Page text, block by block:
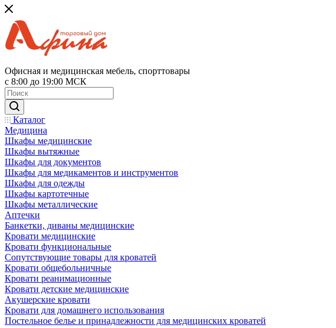
Офисная и медицинская мебель, спорттовары
с 8:00 до 19:00 МСК
Каталог
Медицина
Шкафы медицинские
Шкафы вытяжные
Шкафы для документов
Шкафы для медикаментов и инструментов
Шкафы для одежды
Шкафы картотечные
Шкафы металлические
Аптечки
Банкетки, диваны медицинские
Кровати медицинские
Кровати функциональные
Сопутствующие товары для кроватей
Кровати общебольничные
Кровати реанимационные
Кровати детские медицинские
Акушерские кровати
Кровати для домашнего использования
Постельное белье и принадлежности для медицинских кроватей